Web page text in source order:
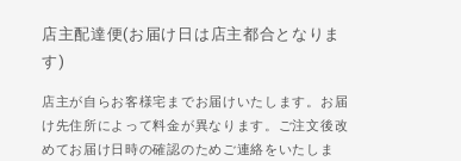
店主配達便(お届け日は店主都合となりま
す)
店主が自らお客様宅までお届けいたします。お届
け先住所によって料金が異なります。ご注文後改
めてお届け日時の確認のためご連絡をいたしま